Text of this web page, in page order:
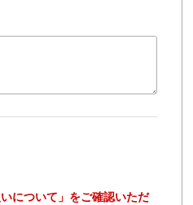
について」をご確認いただ